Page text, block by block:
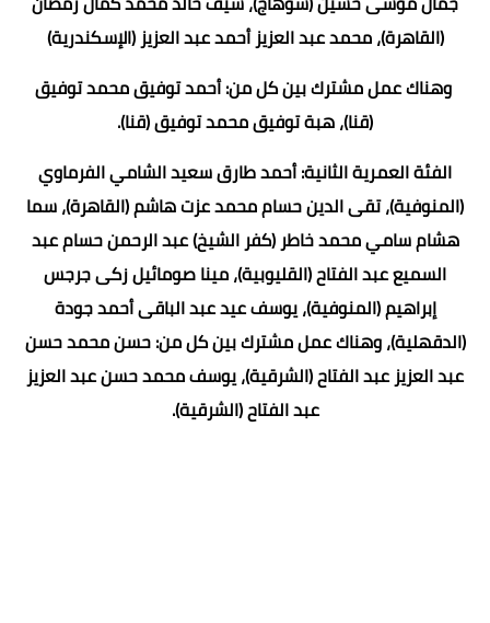
(القاهرة)، محمد عبد العزيز أحمد عبد العزيز (الإسكندرية)
وهناك عمل مشترك بين كل من: أحمد توفيق محمد توفيق
(قنا)، هبة توفيق محمد توفيق (قنا).
الفئة العمرية الثانية: أحمد طارق سعيد الشامي الفرماوي
(المنوفية)، تقى الدين حسام محمد عزت هاشم (القاهرة)، سما
هشام سامي محمد خاطر (كفر الشيخ) عبد الرحمن حسام عبد
السميع عبد الفتاح (القليوبية)، مينا صومائيل زكى جرجس
إبراهيم (المنوفية)، يوسف عيد عبد الباقى أحمد جودة
(الدقهلية)، وهناك عمل مشترك بين كل من: حسن محمد حسن
عبد العزيز عبد الفتاح (الشرقية)، يوسف محمد حسن عبد العزيز
عبد الفتاح (الشرقية).